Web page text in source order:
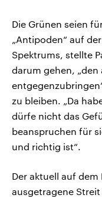
Die Grünen seien
„Antipoden“ auf
Spektrums, stellte
darum gehen, „den
zu bleiben. „Da
dürfe nicht das
beanspruchen für
und richtig ist“.
Der aktuell auf
ausgetragene